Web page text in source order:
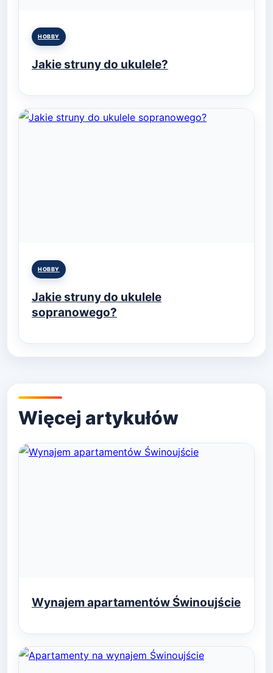
Posted
HOBBY
Jakie struny do ukulele?
Posted
HOBBY
Jakie struny do ukulele
sopranowego?
Wynajem apartamentów Świnoujście